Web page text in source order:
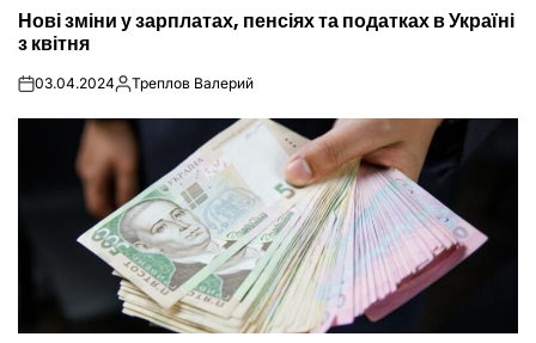
У
Нові зміни у зарплатах, пенсіях та податках в Україні
з квітня
on03.04.2024Опубліковано
Треплов Валерий